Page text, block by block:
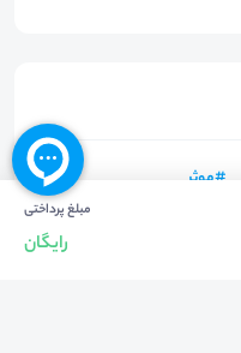
#موثر
مبلغ پرداختی
رایگان